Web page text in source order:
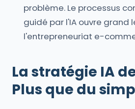
problème. Le processus
guidé par l'IA ouvre grand
l'entrepreneuriat e-
La stratégie IA
Plus que du